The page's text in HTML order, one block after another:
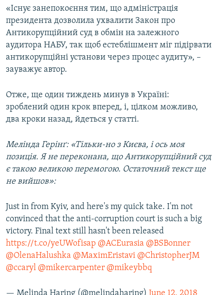
«Існує занепокоєння тим, що адміністрація
президента дозволила ухвалити Закон про
Антикорупційний суд в обмін на залежного
аудитора НАБУ, так щоб естеблішмент міг підірвати
антикорупційні установи через процес аудиту», –
зауважує автор.
Отже, ще один тиждень минув в Україні:
зроблений один крок вперед, і, цілком можливо,
два кроки назад, йдеться у статті.
Мелінда Герінґ: «Тільки-но з Києва, і ось моя
позиція. Я не переконана, що Антикорупційний суд
є такою великою перемогою. Остаточний текст ще
не вийшов»:
Just in from Kyiv, and here's my quick take. I'm not
convinced that the anti-corruption court is such a big
victory. Final text still hasn't been released
https://t.co/yeUWofisap @ACEurasia @BSBonner
@OlenaHalushka @MaximEristavi @ChristopherJM
@ccaryl @mikercarpenter @mikeybbq